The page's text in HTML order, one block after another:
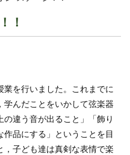
！
を行いました。これまでに
んだことをいかして弦楽器
違う音が出ること」「飾り
品にする」ということを目
子ども達は真剣な表情で楽